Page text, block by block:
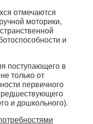
отмечаются
моторики,
и
поступающего в
только от
первичного
и дошкольного).